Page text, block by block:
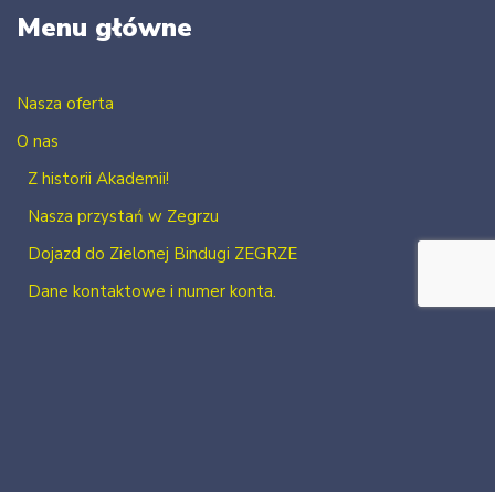
Menu główne
Nasza oferta
O nas
Z historii Akademii!
Nasza przystań w Zegrzu
Dojazd do Zielonej Bindugi ZEGRZE
Dane kontaktowe i numer konta.